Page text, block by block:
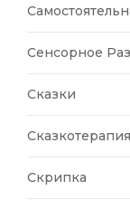
Сенсорное
Сказки
Сказкотерапия
Скрипка